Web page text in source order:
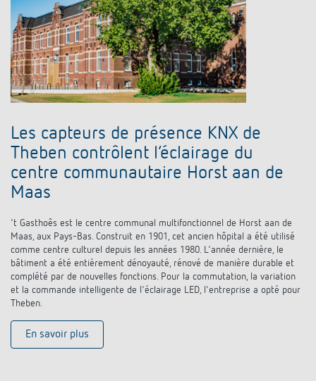
Les capteurs de présence KNX de
Theben contrôlent l’éclairage du
centre communautaire Horst aan de
Maas
't Gasthoês est le centre communal multifonctionnel de Horst aan de
Maas, aux Pays-Bas. Construit en 1901, cet ancien hôpital a été utilisé
comme centre culturel depuis les années 1980. L'année dernière, le
bâtiment a été entièrement dénoyauté, rénové de manière durable et
complété par de nouvelles fonctions. Pour la commutation, la variation
et la commande intelligente de l'éclairage LED, l'entreprise a opté pour
Theben.
En savoir plus